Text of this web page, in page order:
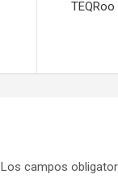
Los campos